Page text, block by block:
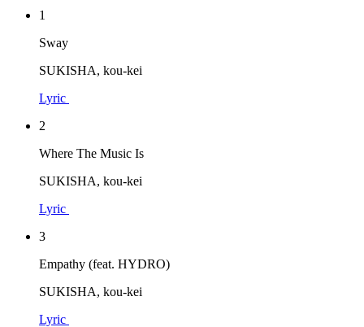
1
Sway
SUKISHA, kou-kei
Lyric
2
Where The Music Is
SUKISHA, kou-kei
Lyric
3
Empathy (feat. HYDRO)
SUKISHA, kou-kei
Lyric